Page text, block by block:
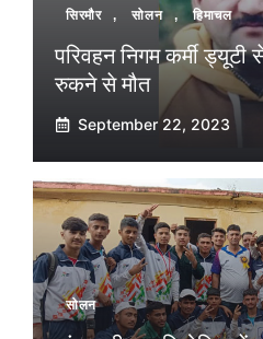
सिरमौर , सोलन , हिमाचल
परिवहन निगम कर्मी
रुकने से मौत
September 22, 2023
सोलन